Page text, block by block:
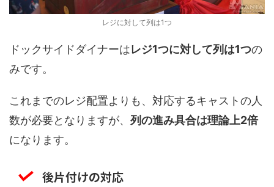
レジに対して列は1つ
ドックサイドダイナーはレジ1つに対して列は1つの
みです。
これまでのレジ配置よりも、対応するキャストの人
数が必要となりますが、 列の進み具合は理論上2倍
になります。
後片付けの対応